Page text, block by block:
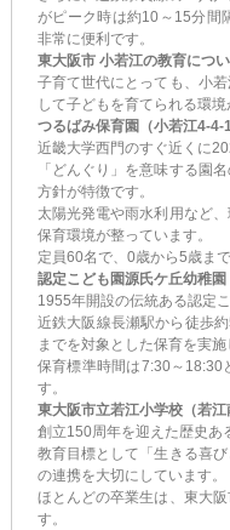
がピーク時は約10～15分間
非常に便利です。
東大阪市 小若江の教育につ
子育て世代にとっても、小
して子どもを育てられる環境
つるばみ保育園（小若江4-4-
近畿大学西門のすぐ近くに
「どんぐり」を意味する園
方針が特徴です。
太陽光発電や雨水利用など
保育環境が整っています。
定員60名で、0歳から5歳ま
認定こども園源氏ケ丘幼稚園
1955年開設の伝統ある認定こ
近鉄大阪線長瀬駅から徒歩
までを対象とした保育を実施
保育標準時間は7:30～18:30
す。
東大阪市立若江小学校（若江
創立150周年を迎えた歴史あ
教育目標として「生きる喜
の連携を大切にしています。
ほとんどの卒業生は、東大
す。